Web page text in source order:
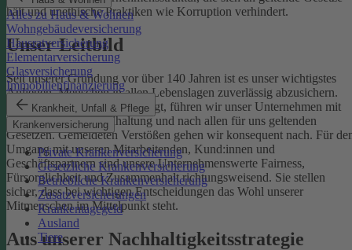
Alles zu Haus & Wohnen
Wohngebäudeversicherung
Hausratversicherung
Elementarversicherung
Glasversicherung
Immobilienfinanzierung
Krankheit, Unfall & Pflege
Krankenversicherung
Private Krankenversicherung
Gesetzliche Krankenversicherung
Betriebliche Krankenversicherung
Zusatzversicherungen
Krankentagegeld
Ausland
Tiere
hält und unethische Praktiken wie Korruption verhindert.
Unser Leitbild
Seit unserer Gründung vor über 140 Jahren ist es unser wichtigstes
Anliegen, Menschen in allen Lebenslagen zuverlässig abzusichern.
Damit uns das weiterhin gelingt, führen wir unser Unternehmen mit
einer ethischen Grundhaltung und nach allen für uns geltenden
Gesetzen. Gemeldeten Verstößen gehen wir konsequent nach. Für
Umgang mit unseren Mitarbeitenden, Kund:innen und
Geschäftspartnern sind unsere Unternehmenswerte Fairness,
Fürsorglichkeit und Zusammenhalt richtungsweisend. Sie stellen
sicher, dass bei wichtigen Entscheidungen das Wohl unserer
Mitmenschen im Mittelpunkt steht.
Aus unserer Nachhaltigkeitsstrategie